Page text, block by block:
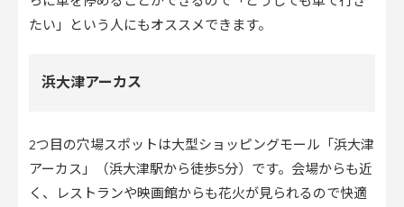
たい」という人にもオススメできます。
浜大津アーカス
2つ目の穴場スポットは大型ショッピングモール「浜大津
アーカス」（浜大津駅から徒歩5分）です。会場からも近
く、レストランや映画館からも花火が見られるので快適